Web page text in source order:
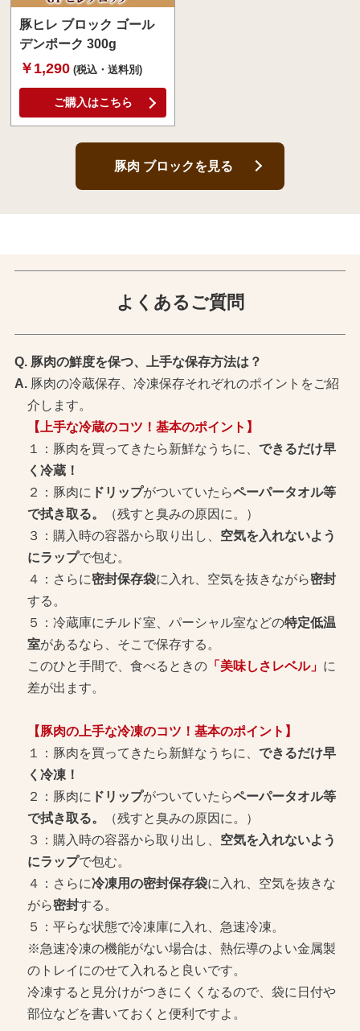
豚ヒレ ブロック ゴール
デンポーク 300g
￥1,290 (税込・送料別)
ご購入はこちら
豚肉 ブロックを見る
よくあるご質問
豚肉の鮮度を保つ、上手な保存方法は？
豚肉の冷蔵保存、冷凍保存それぞれのポイントをご紹
介します。
【上手な冷蔵のコツ！基本のポイント】
１：豚肉を買ってきたら新鮮なうちに、 できるだけ早
く冷蔵！
２：豚肉に ドリップがついていたらペーパータオル等
で拭き取る。
（残すと臭みの原因に。）
３：購入時の容器から取り出し、 空気を入れないよう
にラップで包む。
４：さらに密封保存袋に入れ、空気を抜きながら密封
する。
５：冷蔵庫にチルド室、パーシャル室などの特定低温
室があるなら、そこで保存する。
このひと手間で、食べるときの「美味しさレベル」 に
差が出ます。
【豚肉の上手な冷凍のコツ！基本のポイント】
１：豚肉を買ってきたら新鮮なうちに、 できるだけ早
く冷凍！
２：豚肉に ドリップがついていたらペーパータオル等
で拭き取る。
（残すと臭みの原因に。）
３：購入時の容器から取り出し、 空気を入れないよう
にラップで包む。
４：さらに冷凍用の密封保存袋に入れ、空気を抜きな
がら密封する。
５：平らな状態で冷凍庫に入れ、急速冷凍。
※急速冷凍の機能がない場合は、熱伝導のよい金属製
のトレイにのせて入れると良いです。
冷凍すると見分けがつきにくくなるので、袋に日付や
部位などを書いておくと便利ですよ。